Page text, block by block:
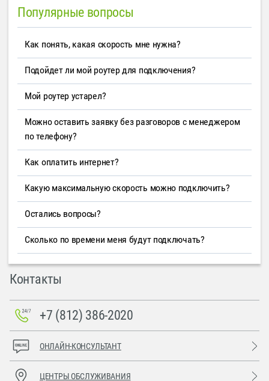
Популярные вопросы
Как понять, какая скорость мне нужна?
Подойдет ли мой роутер для подключения?
Мой роутер устарел?
Можно оставить заявку без разговоров с менеджером
по телефону?
Как оплатить интернет?
Какую максимальную скорость можно подключить?
Остались вопросы?
Сколько по времени меня будут подключать?
Контакты
+7 (812) 386-2020
ОНЛАЙН-КОНСУЛЬТАНТ
ЦЕНТРЫ ОБСЛУЖИВАНИЯ